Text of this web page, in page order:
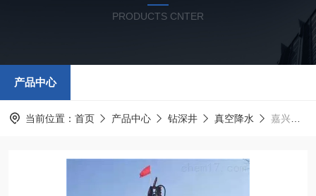
PRODUCTS CNTER
产品中心
当前位置： 首页 产品中心 钻深井 真空降水 嘉兴深井降水-深度轻型井点降水公司